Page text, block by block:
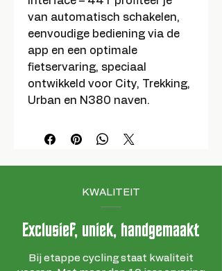
van automatisch schakelen,
eenvoudige bediening via de
app en een optimale
fietservaring, speciaal
ontwikkeld voor City, Trekking,
Urban en N380 naven.
KWALITEIT
Exclusief, uniek, handgemaakt
Bij etappe cycling staat kwaliteit